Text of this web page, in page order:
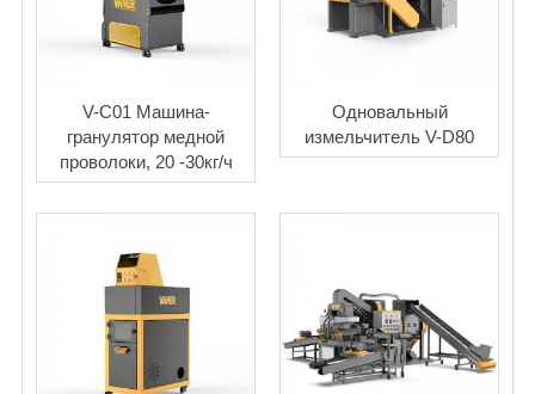
V-C01 Машина-
гранулятор медной
проволоки, 20 -30кг/ч
Одновальный
измельчитель V-D80